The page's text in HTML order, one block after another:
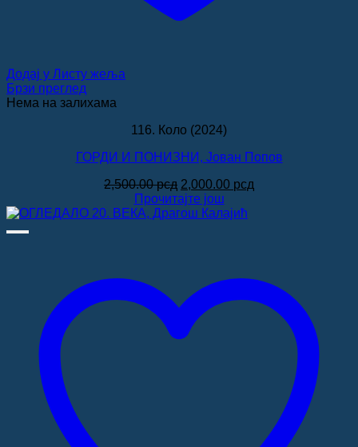
Додај у Листу жеља
Брзи преглед
Нема на залихама
116. Коло (2024)
ГОРДИ И ПОНИЗНИ, Јован Попов
2,500.00рсд Оригинална
цена
је
2,000.00 рсд
Прочитајте још